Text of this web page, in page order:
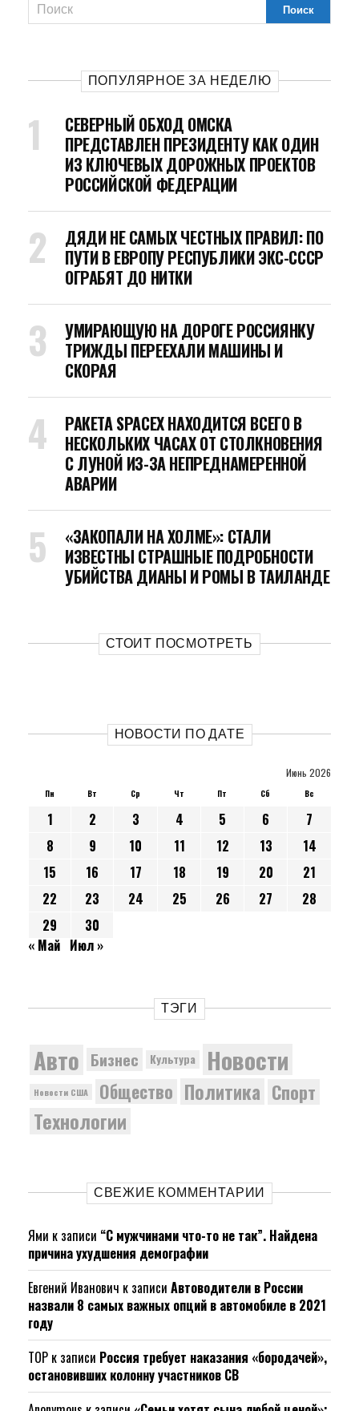
ПОПУЛЯРНОЕ ЗА НЕДЕЛЮ
СЕВЕРНЫЙ ОБХОД ОМСКА
ПРЕДСТАВЛЕН ПРЕЗИДЕНТУ КАК ОДИН
ИЗ КЛЮЧЕВЫХ ДОРОЖНЫХ ПРОЕКТОВ
РОССИЙСКОЙ ФЕДЕРАЦИИ
ДЯДИ НЕ САМЫХ ЧЕСТНЫХ ПРАВИЛ: ПО
ПУТИ В ЕВРОПУ РЕСПУБЛИКИ ЭКС-СССР
ОГРАБЯТ ДО НИТКИ
УМИРАЮЩУЮ НА ДОРОГЕ РОССИЯНКУ
ТРИЖДЫ ПЕРЕЕХАЛИ МАШИНЫ И
СКОРАЯ
РАКЕТА SPACEX НАХОДИТСЯ ВСЕГО В
НЕСКОЛЬКИХ ЧАСАХ ОТ СТОЛКНОВЕНИЯ
С ЛУНОЙ ИЗ-ЗА НЕПРЕДНАМЕРЕННОЙ
АВАРИИ
«ЗАКОПАЛИ НА ХОЛМЕ»: СТАЛИ
ИЗВЕСТНЫ СТРАШНЫЕ ПОДРОБНОСТИ
УБИЙСТВА ДИАНЫ И РОМЫ В ТАИЛАНДЕ
СТОИТ ПОСМОТРЕТЬ
НОВОСТИ ПО ДАТЕ
Июнь 2026
Пн Вт Ср Чт Пт Сб Вс
1 2 3 4 5 6
7
8
9 10 11 12 13
14
15
16 17 18 19 20
21
22
23 24 25 26 27
28
29
30
« Май Июл »
ТЭГИ
Авто Бизнес Культура Новости
Новости США Общество Политика Спорт
Технологии
СВЕЖИЕ КОММЕНТАРИИ
Ями к записи “С мужчинами что-то не так”. Найдена
причина ухудшения демографии
Евгений Иванович к записи Автоводители в России
назвали 8 самых важных опций в автомобиле в 2021
году
ТОР к записи Россия требует наказания «бородачей»,
остановивших колонну участников СВ